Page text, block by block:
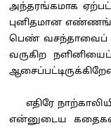
அந்தரங்கமாக
புனிதமான
பெண் வசந்தாவைப்
வருகிற
எதிரே
என்னுடைய